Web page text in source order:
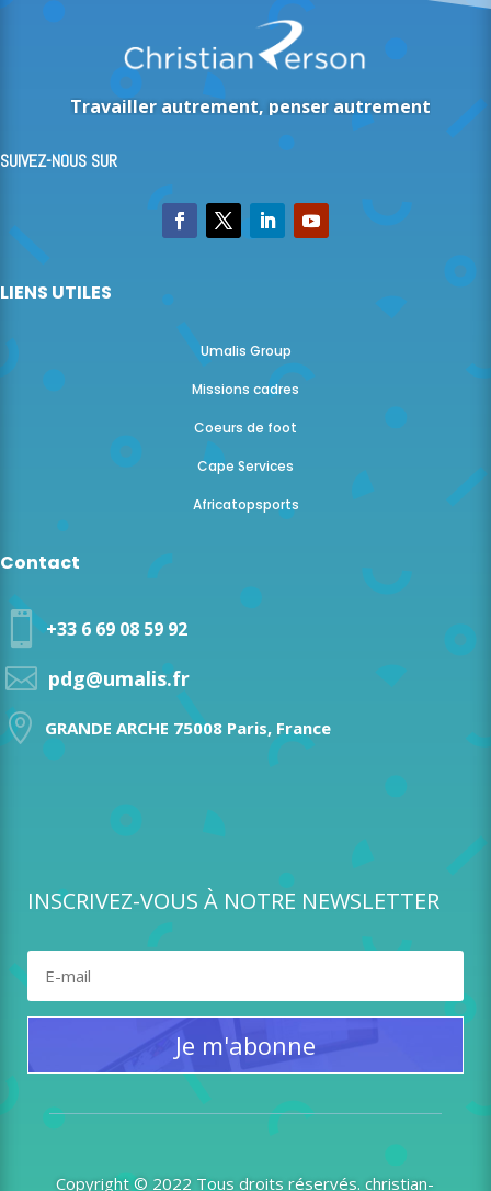
Travailler autrement, penser autrement
SUIVEZ-NOUS SUR
LIENS UTILES
Umalis Group
Missions cadres
Coeurs de foot
Cape Services
Africatopsports
Contact
 +33 6 69 08 59 92
 pdg@umalis.fr
 GRANDE ARCHE 75008 Paris, France
INSCRIVEZ-VOUS À NOTRE NEWSLETTER
Je m'abonne
Copyright © 2022 Tous droits réservés. christian-